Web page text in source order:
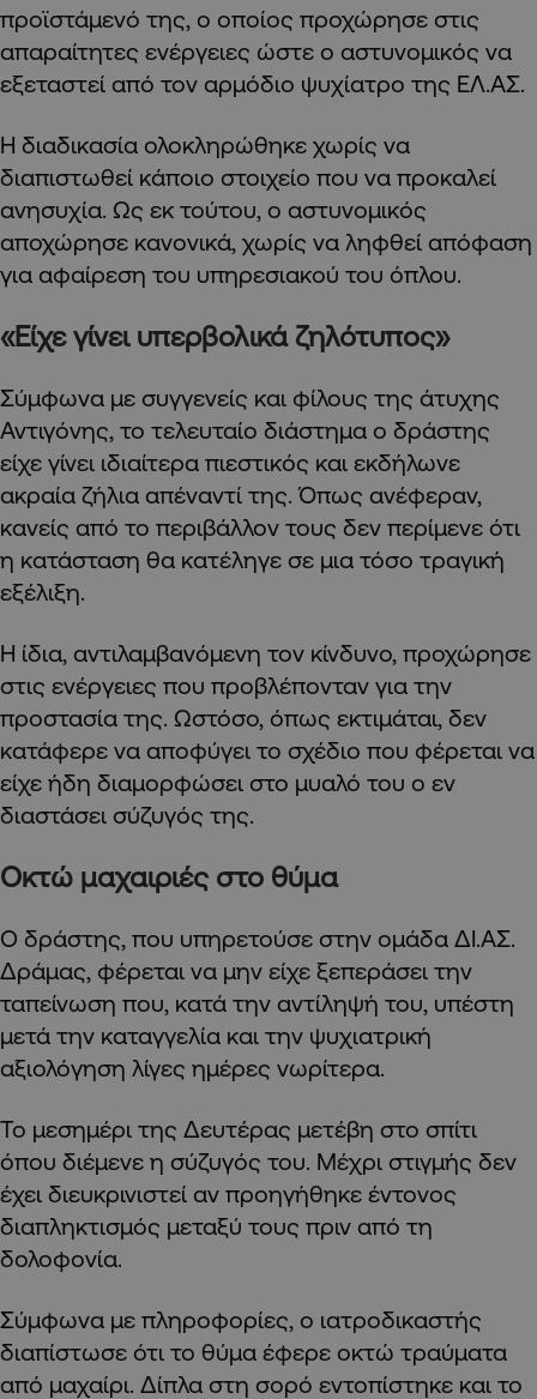
προϊστάμενό της, ο οποίος προχώρησε στις
απαραίτητες ενέργειες ώστε ο αστυνομικός να
εξεταστεί από τον αρμόδιο ψυχίατρο της ΕΛ.ΑΣ.
Η διαδικασία ολοκληρώθηκε χωρίς να
διαπιστωθεί κάποιο στοιχείο που να προκαλεί
ανησυχία. Ως εκ τούτου, ο αστυνομικός
αποχώρησε κανονικά, χωρίς να ληφθεί απόφαση
για αφαίρεση του υπηρεσιακού του όπλου.
«Είχε γίνει υπερβολικά ζηλότυπος»
Σύμφωνα με συγγενείς και φίλους της άτυχης
Αντιγόνης, το τελευταίο διάστημα ο δράστης
είχε γίνει ιδιαίτερα πιεστικός και εκδήλωνε
ακραία ζήλια απέναντί της. Όπως ανέφεραν,
κανείς από το περιβάλλον τους δεν περίμενε ότι
η κατάσταση θα κατέληγε σε μια τόσο τραγική
εξέλιξη.
Η ίδια, αντιλαμβανόμενη τον κίνδυνο, προχώρησε
στις ενέργειες που προβλέπονταν για την
προστασία της. Ωστόσο, όπως εκτιμάται, δεν
κατάφερε να αποφύγει το σχέδιο που φέρεται να
είχε ήδη διαμορφώσει στο μυαλό του ο εν
διαστάσει σύζυγός της.
Οκτώ μαχαιριές στο θύμα
Ο δράστης, που υπηρετούσε στην ομάδα ΔΙ.ΑΣ.
Δράμας, φέρεται να μην είχε ξεπεράσει την
ταπείνωση που, κατά την αντίληψή του, υπέστη
μετά την καταγγελία και την ψυχιατρική
αξιολόγηση λίγες ημέρες νωρίτερα.
Το μεσημέρι της Δευτέρας μετέβη στο σπίτι
όπου διέμενε η σύζυγός του. Μέχρι στιγμής δεν
έχει διευκρινιστεί αν προηγήθηκε έντονος
διαπληκτισμός μεταξύ τους πριν από τη
δολοφονία.
Σύμφωνα με πληροφορίες, ο ιατροδικαστής
διαπίστωσε ότι το θύμα έφερε οκτώ τραύματα
από μαχαίρι. Δίπλα στη σορό εντοπίστηκε και το